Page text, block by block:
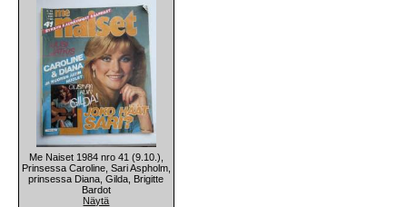
Me Naiset 1984 nro 41 (9.10.),
Prinsessa Caroline, Sari Aspholm,
prinsessa Diana, Gilda, Brigitte
Bardot
Näytä